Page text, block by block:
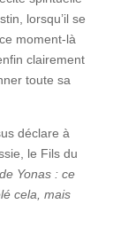
lorsqu’il se
moment-là
clairement
toute sa
déclare à
le Fils du
Yonas : ce
cela, mais